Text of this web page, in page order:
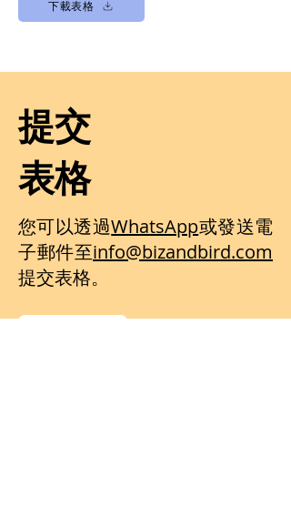
下載表格
提交
表格
您可以透過WhatsApp或發送電
子郵件至info@bizandbird.com
提交表格。